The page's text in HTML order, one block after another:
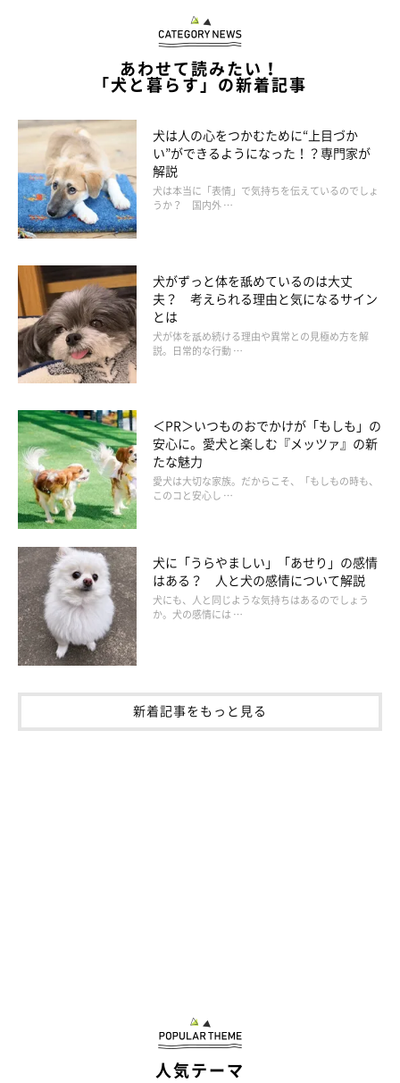
あわせて読みたい！
「犬と暮らす」の新着記事
犬は人の心をつかむために“上目づか
い”ができるようになった！？専門家が
解説
犬は本当に「表情」で気持ちを伝えているのでしょ
うか？ 国内外 …
犬がずっと体を舐めているのは大丈
夫？ 考えられる理由と気になるサイン
とは
犬が体を舐め続ける理由や異常との見極め方を解
説。日常的な行動 …
＜PR＞いつものおでかけが「もしも」の
安心に。愛犬と楽しむ『メッツァ』の新
たな魅力
愛犬は大切な家族。だからこそ、「もしもの時も、
このコと安心し …
犬に「うらやましい」「あせり」の感情
はある？ 人と犬の感情について解説
犬にも、人と同じような気持ちはあるのでしょう
か。犬の感情には …
新着記事をもっと見る
人気テーマ